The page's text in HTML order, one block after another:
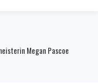
Megan Pascoe